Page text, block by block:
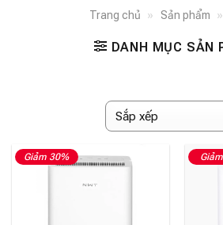
Trang chủ » Sản phẩm »
DANH MỤC SẢN
Giảm 30%